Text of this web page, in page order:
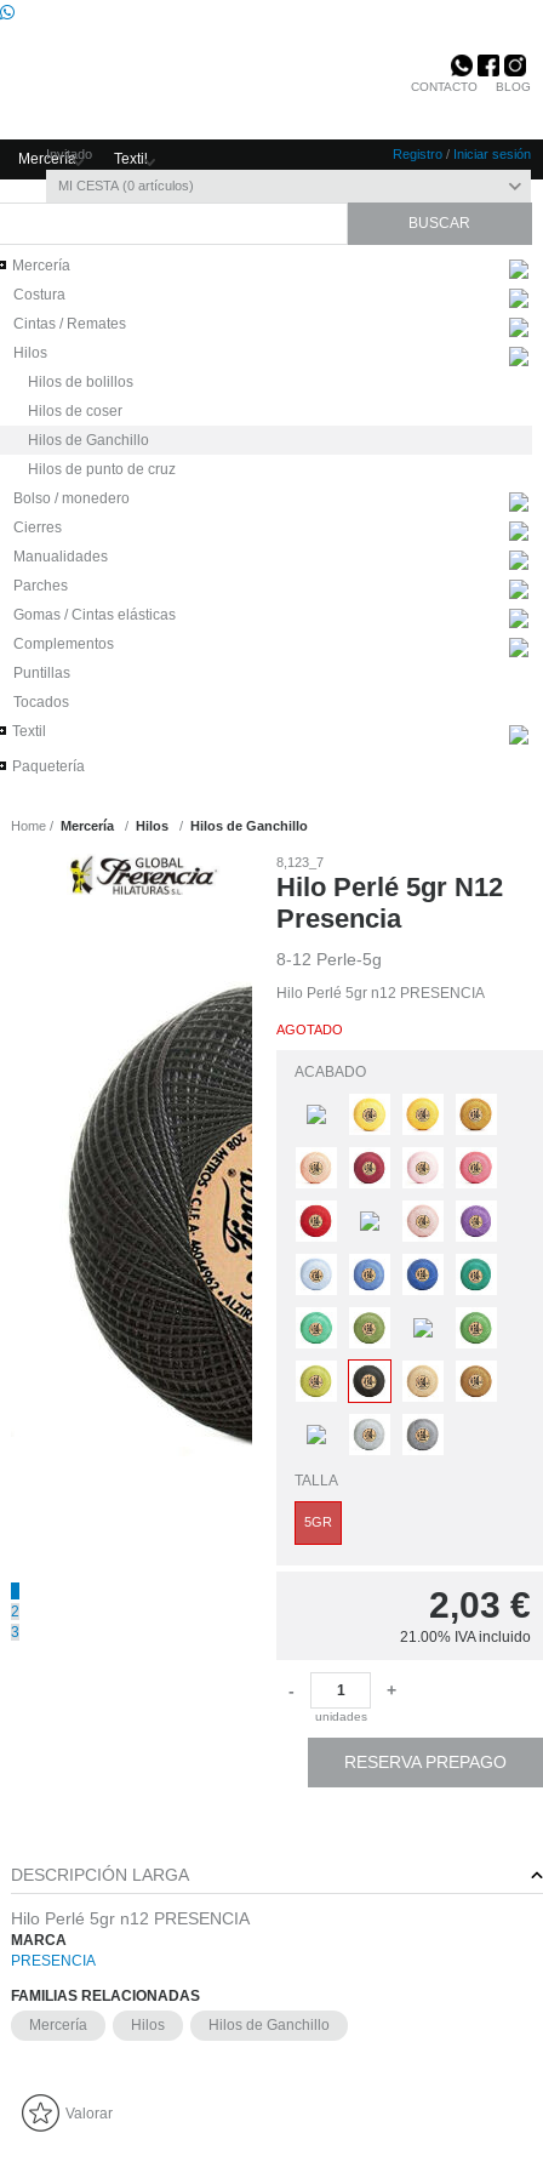
Invitado Registro / Iniciar sesión
MI CESTA 0 artículos
CONTACTO BLOG
Mercería Textil
Mercería
Costura
Cintas / Remates
Hilos
Hilos de bolillos
Hilos de coser
Hilos de Ganchillo
Hilos de punto de cruz
Bolso / monedero
Cierres
Manualidades
Parches
Gomas / Cintas elásticas
Complementos
Puntillas
Tocados
Textil
Paquetería
Home Mercería Hilos Hilos de Ganchillo
2
3
8,123_7
Hilo Perlé 5gr N12
Presencia
8-12 Perle-5g
Hilo Perlé 5gr n12 PRESENCIA
AGOTADO
ACABADO
TALLA
5GR
2,03 €
21.00% IVA incluido
-
unidades
+
RESERVA PREPAGO
DESCRIPCIÓN LARGA
Hilo Perlé 5gr n12 PRESENCIA
MARCA
PRESENCIA
FAMILIAS RELACIONADAS
Mercería
Hilos Hilos de Ganchillo
Valorar